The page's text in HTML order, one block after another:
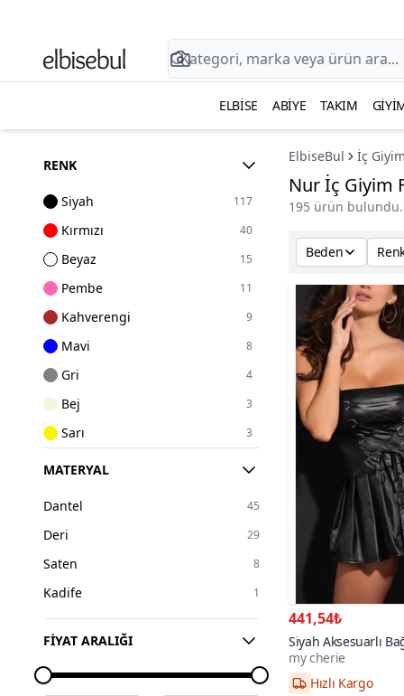
ELBISE ABIYE TAKIM
RENK
Siyah 117
Kırmızı 40
Beyaz 15
Pembe 11
Kahverengi 9
Mavi 8
Gri 4
Bej 3
Sarı 3
Altın
MATERYAL
Dantel 45
Deri 29
Saten 8
Kadife 1
FIYAT ARALIĞI
ElbiseBul İç Giyim
Nur İç Giyim
195 ürün bulundu.
Beden
441,54₺
Siyah Aksesuarlı
Elbise Pileli Gecelik
my cherie
Hızlı Kargo